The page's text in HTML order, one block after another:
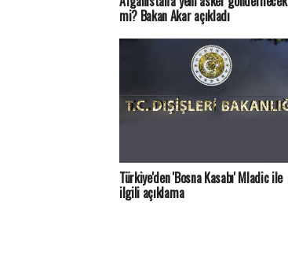
mi? Bakan Akar açıkladı
Türkiye'den 'Bosna Kasabı' Mladic ile
ilgili açıklama